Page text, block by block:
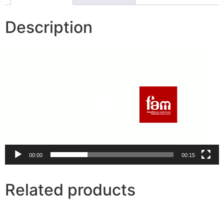
Description
00:00 00:15
Related products